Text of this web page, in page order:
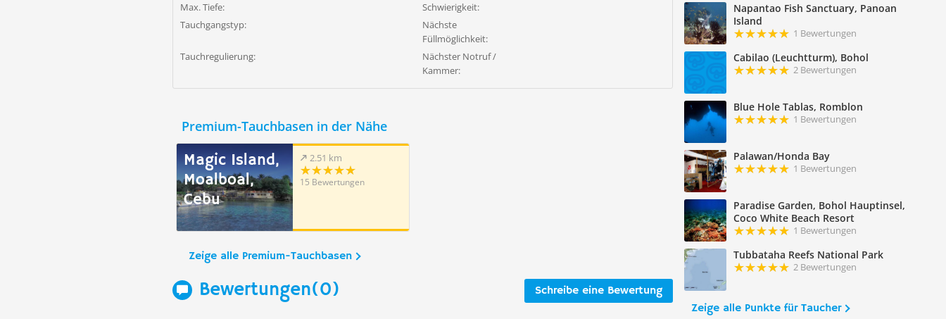
Napantao Fish Sanctuary, Panoan
Island
1 Bewertungen
Cabilao (Leuchtturm), Bohol
2 Bewertungen
Blue Hole Tablas, Romblon
1 Bewertungen
Palawan/Honda Bay
1 Bewertungen
Paradise Garden, Bohol Hauptinsel,
Coco White Beach Resort
1 Bewertungen
Tubbataha Reefs National Park
2 Bewertungen
Zeige alle Punkte für Taucher
Max. Tiefe:
Schwierigkeit:
Tauchgangstyp:
Nächste
Füllmöglichkeit:
Tauchregulierung:
Nächster Notruf /
Kammer:
Premium-Tauchbasen in der Nähe
Magic Island,
Moalboal,
Cebu
2.51 km
15 Bewertungen
Zeige alle Premium-Tauchbasen
Schreibe eine Bewertung
Bewertungen(0)